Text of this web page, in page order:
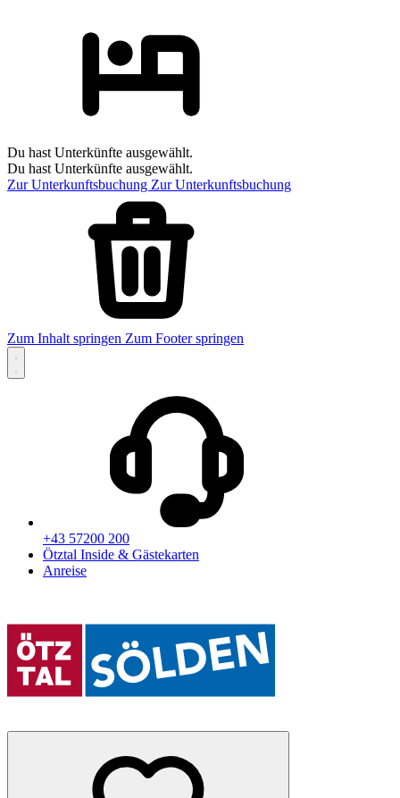
Du hast Unterkünfte ausgewählt.
Du hast Unterkünfte ausgewählt.
Zur Unterkunftsbuchung Zur Unterkunftsbuchung
Zum Inhalt springen Zum Footer springen
+43 57200 200
Ötztal Inside & Gästekarten
Anreise